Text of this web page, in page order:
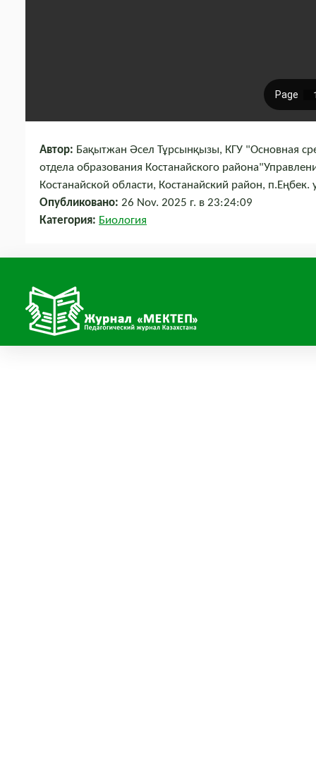
Автор: Бақытжан Әсел Тұрсынқызы, КГУ "Основная
отдела образования Костанайского
Костанайской области, Костанайский район,
Опубликовано: 26 Nov. 2025 г. в 23:24:09
Категория: Биология